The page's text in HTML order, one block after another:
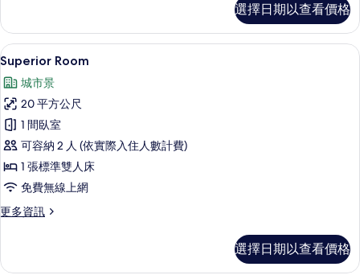
有
相
片
with
View
for
Single
Use
的
詳
情
選擇日期以查看價格
顯
示
Superior
Room
的
所
有
相
片
7
Superior Room
城市景
20 平方公尺
1 間臥室
可容納 2 人 (依實際入住人數計費)
1 張標準雙人床
免費無線上網
更多資訊
更
的
選擇日期以查看價格